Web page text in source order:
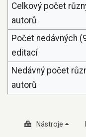
Celkový počet
autorů
Počet nedávných
editací
Nedávný počet
autorů
Nástroje